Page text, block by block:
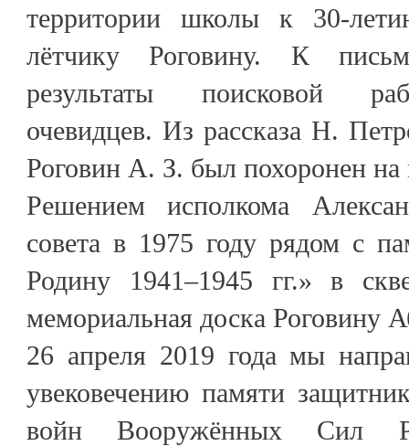
территории школы к 30-
лётчику Роговину. К
результаты поисковой
очевидцев. Из рассказа Н.
Роговин А. З. был похоронен на
Решением исполкома
совета в 1975 году рядом с
Родину 1941–1945 гг.» в
мемориальная доска Роговину
26 апреля 2019 года мы
увековечению памяти
войн Вооружённых Сил